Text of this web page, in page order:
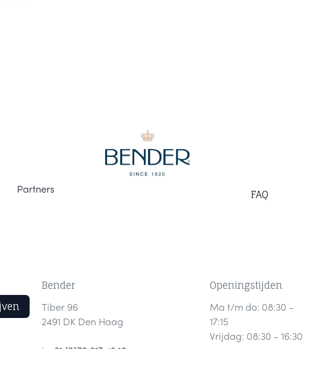
Bender
Tiber 96
2491 DK Den Haag
t:
+31 (0)70 317 43 10
Openingstijden
Ma t/m do: 08:30 -
17:15
Vrijdag: 08:30 - 16:30
Partners FAQ